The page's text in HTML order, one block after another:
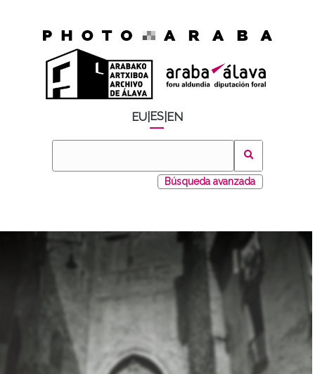
EU ES EN
Búsqueda avanzada